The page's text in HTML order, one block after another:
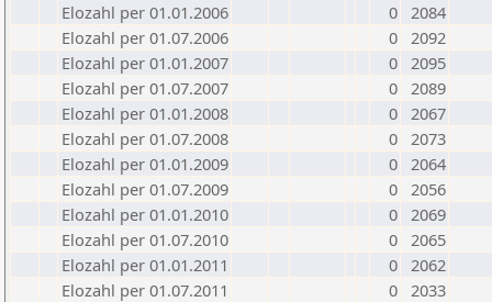
Elozahl per 01.01.2006
0 2084
Elozahl per 01.07.2006
0 2092
Elozahl per 01.01.2007
0 2095
Elozahl per 01.07.2007
0 2089
Elozahl per 01.01.2008
0 2067
Elozahl per 01.07.2008
0 2073
Elozahl per 01.01.2009
0 2064
Elozahl per 01.07.2009
0 2056
Elozahl per 01.01.2010
0 2069
Elozahl per 01.07.2010
0 2065
Elozahl per 01.01.2011
0 2062
Elozahl per 01.07.2011
0 2033